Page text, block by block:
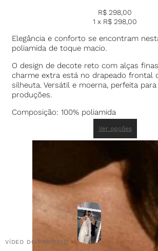
VÍDEO DO PRODUTO
R$ 298,00
1 x R$ 298,00
Elegância e conforto se encontram
poliamida de toque macio.
O design de decote reto com alças
charme extra está no drapeado frontal
silheuta. Versátil e moerna, perfeita
produções.
Composição: 100% poliamida
Ver opções